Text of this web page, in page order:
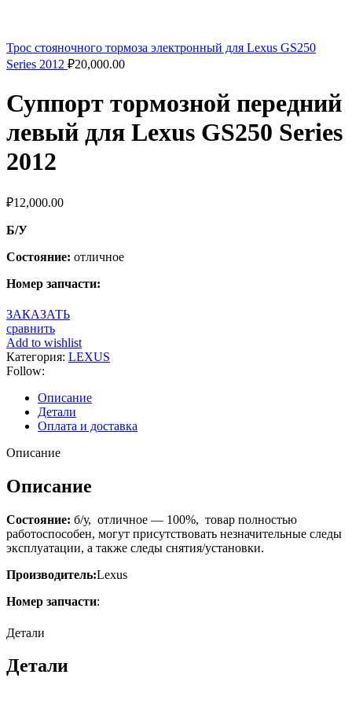
Трос стояночного тормоза электронный для Lexus GS250
Series 2012 ₽20,000.00
Суппорт тормозной передний
левый для Lexus GS250 Series
2012
₽12,000.00
Б/У
Состояние: отличное
Номер запчасти:
ЗАКАЗАТЬ
сравнить
Add to wishlist
Категория: LEXUS
Follow:
Описание
Детали
Оплата и доставка
Описание
Описание
Состояние: б/у, отличное — 100%, товар полностью
работоспособен, могут присутствовать незначительные следы
эксплуатации, а также следы снятия/установки.
Производитель:Lexus
Номер запчасти:
Детали
Детали